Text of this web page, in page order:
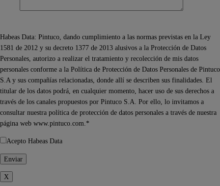
Habeas Data: Pintuco, dando cumplimiento a las normas previstas en la Ley
1581 de 2012 y su decreto 1377 de 2013 alusivos a la Protección de Datos
Personales, autorizo a realizar el tratamiento y recolección de mis datos
personales conforme a la Política de Protección de Datos Personales de Pintuco
S.A y sus compañías relacionadas, donde allí se describen sus finalidades. El
titular de los datos podrá, en cualquier momento, hacer uso de sus derechos a
través de los canales propuestos por Pintuco S.A. Por ello, lo invitamos a
consultar nuestra política de protección de datos personales a través de nuestra
página web www.pintuco.com.*
Acepto Habeas Data
X